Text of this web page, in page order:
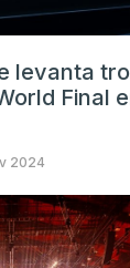
levanta
Final
2024